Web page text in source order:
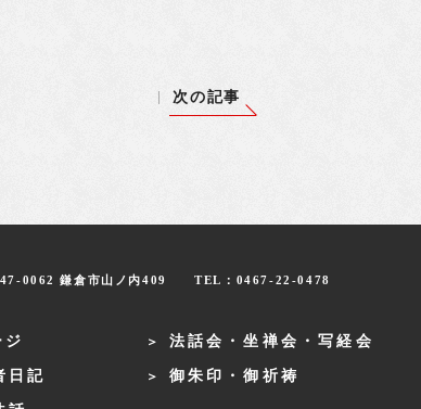
次の記事
0062 鎌倉市山ノ内409TEL：0467-22-0478
日記
法話会・坐禅会・写経会
御朱印・御祈祷